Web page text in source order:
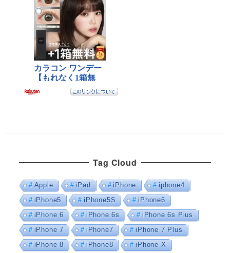
Tag Cloud
Apple iPad iPhone
iphone4
iPhone5
iPhone5S
iPhone6
iPhone 6
iPhone 6s
iPhone 6s Plus
iPhone 7
iPhone7
iPhone 7 Plus
iPhone 8
iPhone8
iPhone X